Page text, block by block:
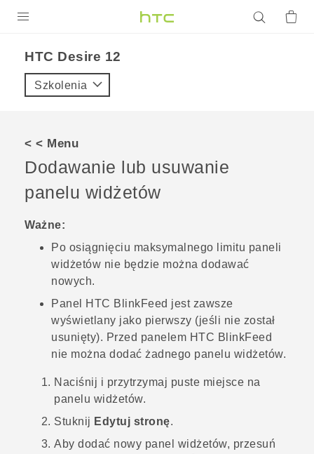
VIVE
VIVERSE
POMOC TECHNICZNA
Urządzenia i akcesoria HTC
Zaloguj się
HTC Desire 12‎
Szkolenia
< < Menu
Dodawanie lub usuwanie
panelu widżetów
Ważne:
Po osiągnięciu maksymalnego limitu paneli
widżetów nie będzie można dodawać
nowych.
Panel
HTC BlinkFeed jest zawsze
wyświetlany jako pierwszy (jeśli nie został
usunięty). Przed panelem HTC BlinkFeed
nie można dodać żadnego panelu widżetów.
Naciśnij i przytrzymaj puste miejsce na
panelu widżetów.
Stuknij Edytuj stronę.
Aby dodać nowy panel widżetów, przesuń